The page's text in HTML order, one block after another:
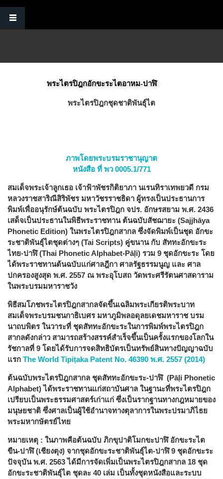
Skip to main content
พระไตรปิฎกอักขะระไตอาหม-ปาฬิ
พระไตรปิฎกชุดชาติพันธุ์ไต
ภาพโดยพระบรมราชานุญาต
หนังสือ ที่ พว 0005.1/771
สมเด็จพระเจ้าลูกเธอ เจ้าฟ้าพัชรกิติยาภา นเรนทิราเทพยวดี กรม
หลวงราชสาริณีสิริพัชร มหาวัชรราชธิดา ผู้ทรงเป็นประธานการ
พิมพ์เพื่ออนุรักษ์ต้นฉบับ พระไตรปิฎก จปร. อักษรสยาม พ.ศ. 2436
เสด็จเป็นประธานในพิธีพระราชทาน ต้นฉบับสัชฌายะ (Sajjhāya
Phonetic Edition) ในพระไตรปิฎกสากล ซึ่งจัดพิมพ์เป็นชุด อักขะ
ระชาติพันธุ์ไตชุดต่างๆ (Tai Scripts) คู่ขนาน กับ สัททะอักขะระ
ไทย-ปาฬิ (Thai Phonetic Alphabet-Pāḷi) รวม 9 ชุดอักขะระ โดย
ได้พระราชทานต้นฉบับแก่ศาลฎีกา ศาลรัฐธรรมนูญ และ ศาล
ปกครองสูงสุด พ.ศ. 2557 ณ พระอุโบสถ วัดพระศรีรัตนศาสดาราม
ในพระบรมมหาราชวัง
พิธีสมโภชพระไตรปิฎกสากลจัดขึ้นเฉลิมพระเกียรติพระบาท
สมเด็จพระบรมชนกาธิเบศร มหาภูมิพลอดุลยเดชมหาราช บรม
นาถบพิตร ในวาระที่ ชุดสัททะอักขะระในการพิมพ์พระไตรปิฎก
สากลดังกล่าว สามารถสร้างสรรค์สำเร็จขึ้นเป็นครั้งแรกของโลกใน
รัชกาลที่ 9 โดยได้รับการจดสิทธิบัตรเป็นทรัพย์สินทางปัญญาฉบับ
แรก The World Tipiṭaka Patent No. 46390 พ.ศ. 2557 (2014)
ต้นฉบับพระไตรปิฎกสากล ชุดสัททะอักขะระ-ปาฬิ (Pāḷi Phonetic
Alphabet) ได้พระราชทานแก่สถาบันศาล ในฐานะที่พระไตรปิฎก
เปรียบเป็นพระธรรมศาสตร์เก่าแก่ ซึ่งเป็นรากฐานทางกฎหมายของ
มนุษยชาติ ซึ่งศาลเป็นผู้ใช้อำนาจทางตุลาการในพระปรมาภิไธย
พระมหากษัตรย์ไทย
หมายเหตุ : ในภาพคือต้นฉบับ ภิกขุปาติโมกขะปาฬิ อักขะระไต
ขืน-ปาฬิ (เชียงตุง) จากชุดอักขะระชาติพันธุ์ไต-ปาฬิ 9 ชุดอักขะระ
ปัจจุบัน พ.ศ. 2563 ได้มีการจัดเพิ่มเป็นพระไตรปิฎกสากล 18 ชุด
อักขะระชาติพันธุ์ไต ชุดละ 40 เล่ม เป็นทั้งชุดหนังสือและระบบ